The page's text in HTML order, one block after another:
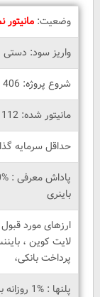
وضعیت: مانیتور
واریز سود: دستی
شروع پروژه: 406 روز پیش
مانیتور شده: 112 روز
حداقل سرمایه گذاری:
باینری
ارزهای مورد
لایت کوین ،
پرداخت بانکی،
پلنها : %1 روزانه برای 175 روز (Roi 175%) سود ماهانه %22